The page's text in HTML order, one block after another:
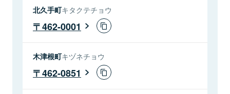
北久手町キタクテチョウ
462-0001
木津根町キヅネチョウ
462-0851